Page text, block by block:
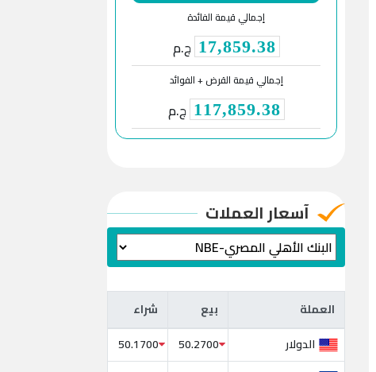
إجمالي قيمة الفائدة
17,859.38 ج.م
إجمالي قيمة القرض + الفوائد
117,859.38 ج.م
آسعار العملات
العملة بيع شراء العملة بيع
شراء
الدولار
50.2700
50.1700